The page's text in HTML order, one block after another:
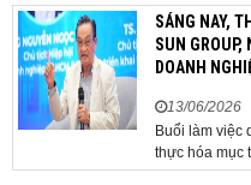
quan tâm khi
dự án, thu hút
SÁNG NAY,
SUN
DOANH
13/06/2026
Buổi làm việc
thực hóa mục
giải ngân đầu